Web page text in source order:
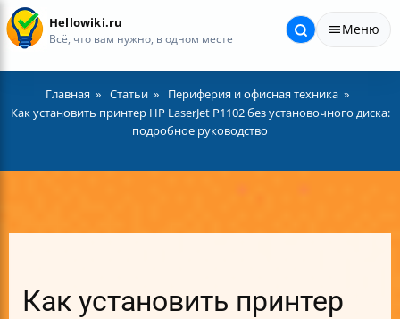
Hellowiki.ru
Всё, что вам нужно, в одном месте
Меню
Главная Статьи
Периферия и офисная техника
Как установить принтер HP LaserJet P1102 без установочного диска:
подробное руководство
Как установить принтер